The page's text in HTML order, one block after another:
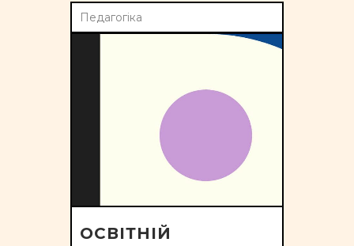
Педагогіка
ОСВІТНІЙ